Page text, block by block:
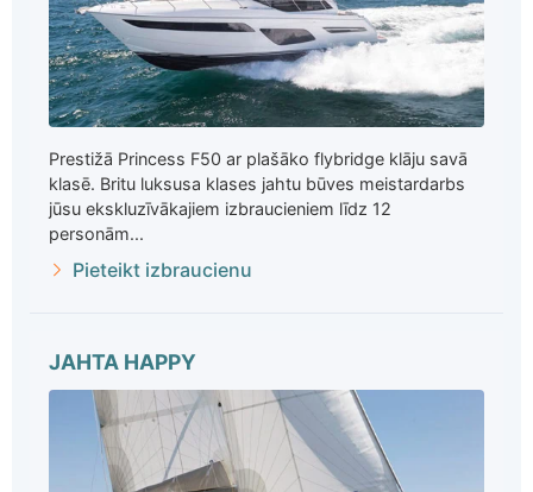
Prestižā Princess F50 ar plašāko flybridge klāju savā
klasē. Britu luksusa klases jahtu būves meistardarbs
jūsu ekskluzīvākajiem izbraucieniem līdz 12
personām...
Pieteikt izbraucienu
JAHTA HAPPY